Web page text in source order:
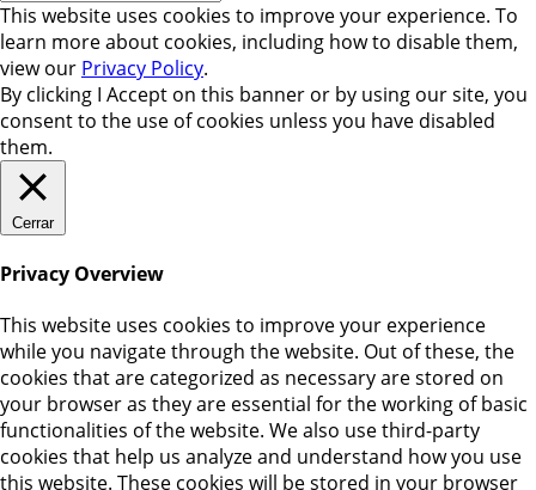
This website uses cookies to improve your experience. To
learn more about cookies, including how to disable them,
view our Privacy Policy.
By clicking I Accept on this banner or by using our site, you
consent to the use of cookies unless you have disabled
them.
Cerrar
Privacy Overview
This website uses cookies to improve your experience
while you navigate through the website. Out of these, the
cookies that are categorized as necessary are stored on
your browser as they are essential for the working of basic
functionalities of the website. We also use third-party
cookies that help us analyze and understand how you use
this website. These cookies will be stored in your browser